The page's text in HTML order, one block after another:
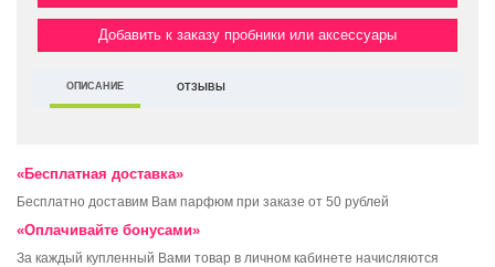
Добавить к заказу пробники или аксессуары
ОПИСАНИЕ ОТЗЫВЫ
«Бесплатная доставка»
Бесплатно доставим Вам парфюм при заказе от 50 рублей
«Оплачивайте бонусами»
За каждый купленный Вами товар в личном кабинете начисляются